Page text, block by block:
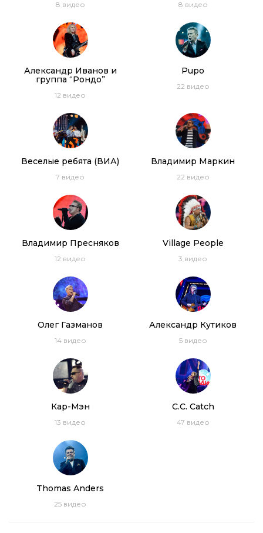
8 видео 8 видео
Александр Иванов и
группа “Рондо”
12 видео
Pupo
22 видео
Веселые ребята (ВИА)
7 видео
Владимир Маркин
22 видео
Владимир Пресняков
12 видео
Village People
3 видео
Олег Газманов
14видео
Александр Кутиков
5видео
Кар-Мэн
13 видео
C.C. Catch
47 видео
Thomas Anders
25 видео